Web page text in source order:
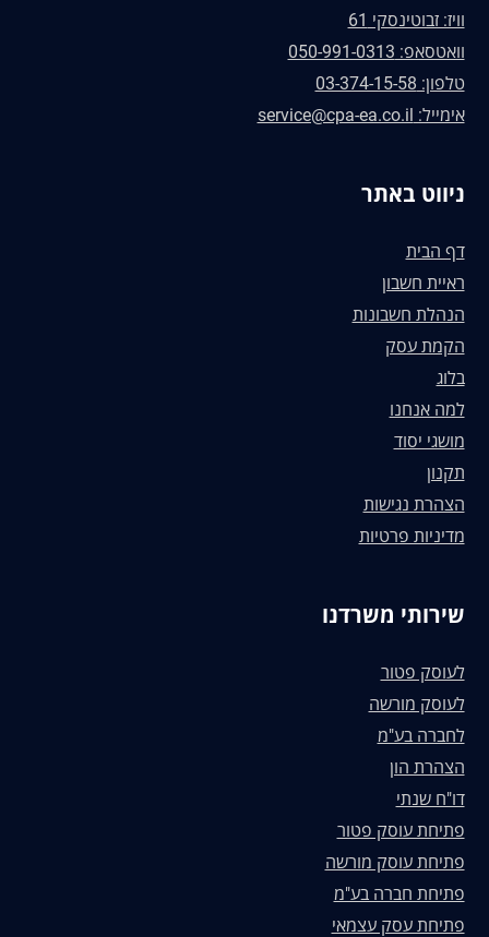
וויז: זבוטינסקי 61
וואטסאפ: 050-991-0313
טלפון: 03-374-15-58
אימייל: service@cpa-ea.co.il
ניווט באתר
דף הבית
ראיית חשבון
הנהלת חשבונות
הקמת עסק
בלוג
למה אנחנו
מושגי יסוד
תקנון
הצהרת נגישות
מדיניות פרטיות
שירותי משרדנו
לעוסק פטור
לעוסק מורשה
לחברה בע"מ
הצהרת הון
דו"ח שנתי
פתיחת עוסק פטור
פתיחת עוסק מורשה
פתיחת חברה בע"מ
פתיחת עסק עצמאי